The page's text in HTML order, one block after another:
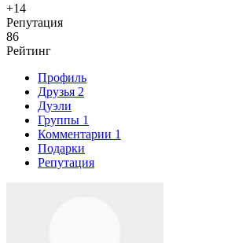
+14
Репутация
86
Рейтинг
Профиль
Друзья 2
Дуэли
Группы 1
Комментарии 1
Подарки
Репутация